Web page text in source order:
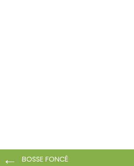
BOSSE FONCÉ